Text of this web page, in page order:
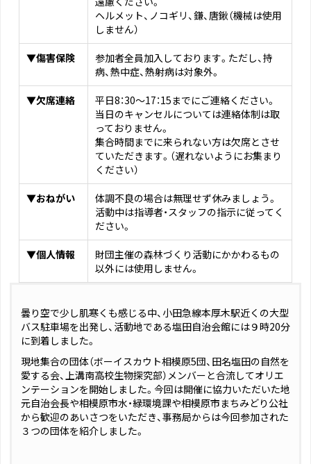
ヘルメット、ノコギリ、鎌、唐鍬（機械は使用
しません）
▼傷害保険
参加者全員加入しております。ただし、持
病、熱中症、熱射病は対象外。
▼欠席連絡
平日8：30～17：15までにご連絡ください。
当日のキャンセルについては連絡体制は取
っておりません。
集合時間までに来られない方は欠席とさせ
ていただきます。（遅れないようにお集まり
ください）
▼おねがい
体調不良の場合は無理せず休みましょう。
活動中は指導者・スタッフの指示に従ってく
ださい。
▼個人情報
財団主催の森林づくり活動にかかわるもの
以外には使用しません。
曇り空で少し肌寒くも感じる中、小田急線本厚木駅近くの大型
バス駐車場を出発し、活動地である塩田自治会館には９時20分
に到着しました。
現地集合の団体（ボーイスカウト相模原5団、田名塩田の自然を
愛する会、上溝南高校生物探究部）メンバーと合流してオリエ
ンテーションを開始しました。今回は開催に協力いただいた地
元自治会長や相模原市水・緑環境課や相模原市まちみどり公社
から歓迎のあいさつをいただき、事務局からは今回参加された
３つの団体を紹介しました。